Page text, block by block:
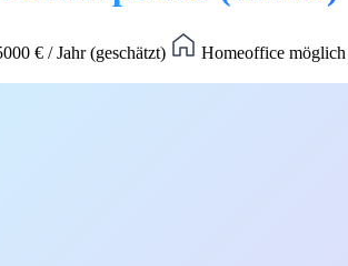
€ / Jahr (geschätzt)
Homeoffice möglich